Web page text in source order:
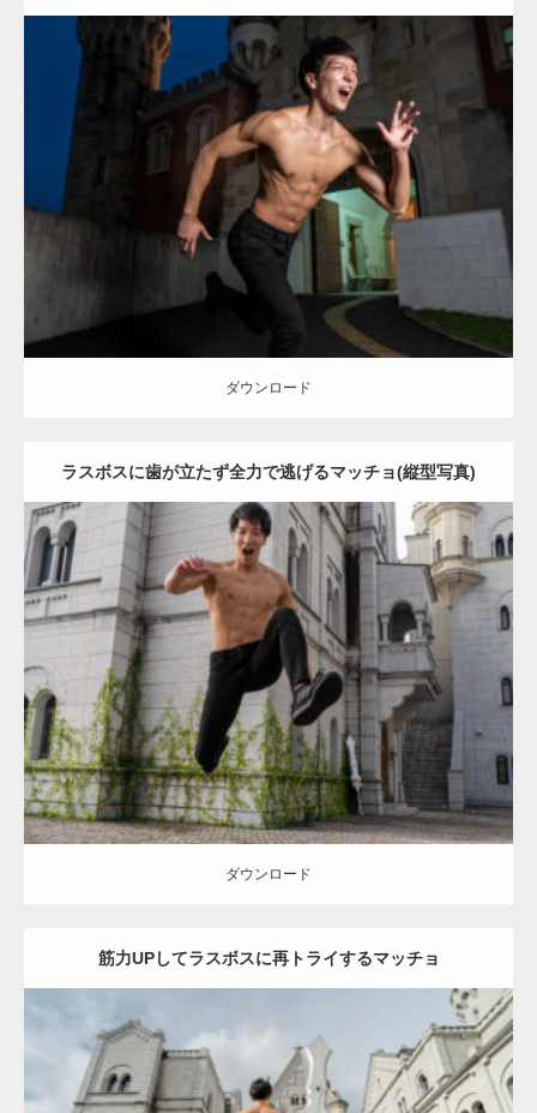
Update:2023.02.11
Category: 異世界転生マッチョ その他 AKIHITO(細マッチョ)
姫路 (兵庫)
ダウンロード
ダウンロード
ラスボスに歯が立たず全力で逃げるマッチョ(縦型写真)
Update: 2023.02.11
Category: 異世界転生マッチョ その他 AKIHITO(細マッチョ)
路 (兵庫)
ダウンロード
ダウンロード
筋力UPしてラスボスに再トライするマッチョ
Update:2023.02.11